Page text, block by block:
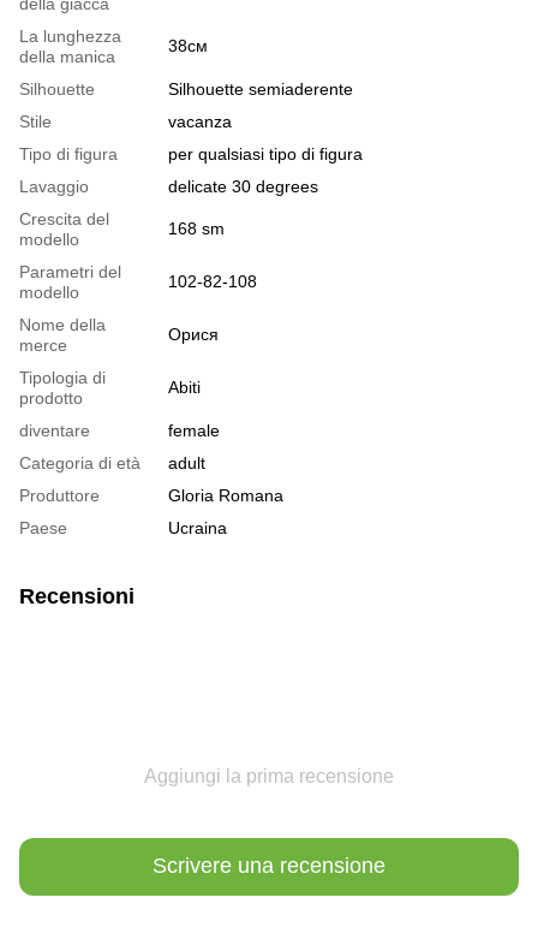
La lunghezza
della manica
38см
Silhouette
Silhouette semiaderente
Stile
vacanza
Tipo di figura
per qualsiasi tipo di figura
Lavaggio
delicate 30 degrees
Crescita del
modello
168 sm
Parametri del
modello
102-82-108
Nome della
merce
Орися
Tipologia di
prodotto
Abiti
diventare
female
Categoria di età
adult
Produttore
Gloria Romana
Paese
Ucraina
Recensioni
Aggiungi la prima recensione
Scrivere una recensione